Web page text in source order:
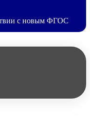
с новым ФГОС